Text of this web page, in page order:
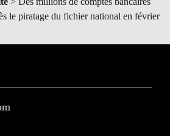
le piratage du fichier national en février